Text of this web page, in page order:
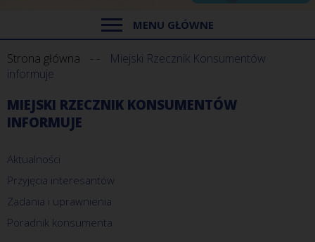
MENU GŁÓWNE
Strona główna
Miejski Rzecznik Konsumentów
informuje
MIEJSKI RZECZNIK KONSUMENTÓW
INFORMUJE
Aktualności
Przyjęcia interesantów
Zadania i uprawnienia
Poradnik konsumenta